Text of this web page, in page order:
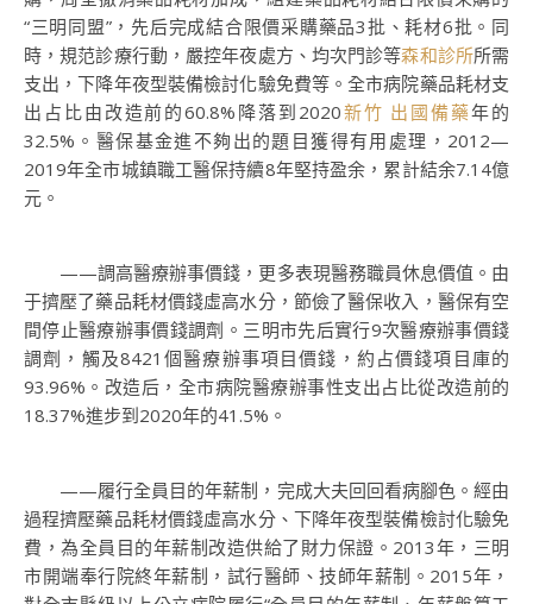
“三明同盟”，先后完成結合限價采購藥品3批、耗材6批。同
時，規范診療行動，嚴控年夜處方、均次門診等森和診所所需
支出，下降年夜型裝備檢討化驗免費等。全市病院藥品耗材支
出占比由改造前的60.8%降落到2020新竹 出國備藥年的
32.5%。醫保基金進不夠出的題目獲得有用處理，2012—
2019年全市城鎮職工醫保持續8年堅持盈余，累計結余7.14億
元。
——調高醫療辦事價錢，更多表現醫務職員休息價值。由
于擠壓了藥品耗材價錢虛高水分，節儉了醫保收入，醫保有空
間停止醫療辦事價錢調劑。三明市先后實行9次醫療辦事價錢
調劑，觸及8421個醫療辦事項目價錢，約占價錢項目庫的
93.96%。改造后，全市病院醫療辦事性支出占比從改造前的
18.37%進步到2020年的41.5%。
——履行全員目的年薪制，完成大夫回回看病腳色。經由
過程擠壓藥品耗材價錢虛高水分、下降年夜型裝備檢討化驗免
費，為全員目的年薪制改造供給了財力保證。2013年，三明
市開端奉行院終年薪制，試行醫師、技師年薪制。2015年，